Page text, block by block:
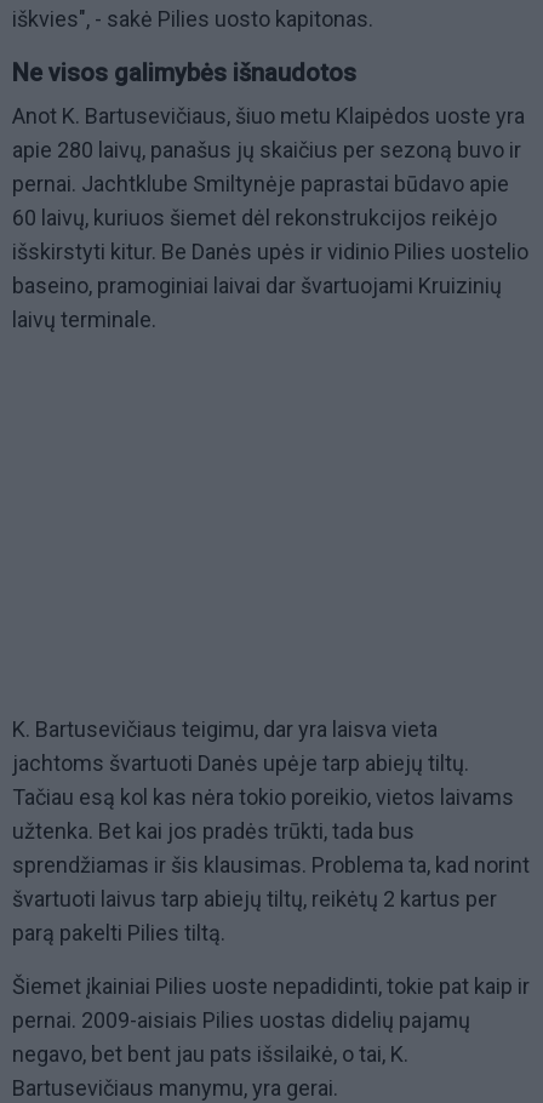
iškvies", - sakė Pilies uosto kapitonas.
Ne visos galimybės išnaudotos
Anot K. Bartusevičiaus, šiuo metu Klaipėdos uoste yra
apie 280 laivų, panašus jų skaičius per sezoną buvo ir
pernai. Jachtklube Smiltynėje paprastai būdavo apie
60 laivų, kuriuos šiemet dėl rekonstrukcijos reikėjo
išskirstyti kitur. Be Danės upės ir vidinio Pilies uostelio
baseino, pramoginiai laivai dar švartuojami Kruizinių
laivų terminale.
K. Bartusevičiaus teigimu, dar yra laisva vieta
jachtoms švartuoti Danės upėje tarp abiejų tiltų.
Tačiau esą kol kas nėra tokio poreikio, vietos laivams
užtenka. Bet kai jos pradės trūkti, tada bus
sprendžiamas ir šis klausimas. Problema ta, kad norint
švartuoti laivus tarp abiejų tiltų, reikėtų 2 kartus per
parą pakelti Pilies tiltą.
Šiemet įkainiai Pilies uoste nepadidinti, tokie pat kaip ir
pernai. 2009-aisiais Pilies uostas didelių pajamų
negavo, bet bent jau pats išsilaikė, o tai, K.
Bartusevičiaus manymu, yra gerai.